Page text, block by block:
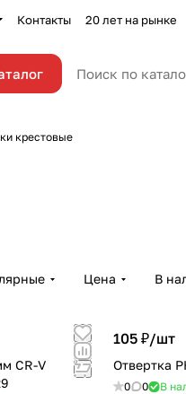
Контакты 20 лет на рынке
крестовые
Цена В
CR-V
105 ₽/шт
Отвертка
0 0 В